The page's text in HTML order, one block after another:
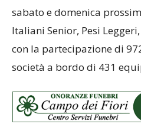
sabato e domenica
Italiani Senior, Pesi
con la partecipazione di
società a bordo di 431